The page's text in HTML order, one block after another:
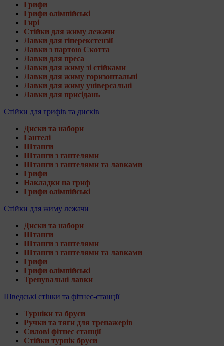
Грифи
Грифи олімпійські
Гирі
Стійки для жиму лежачи
Лавки для гіперекстензії
Лавки з партою Скотта
Лавки для преса
Лавки для жиму зі стійками
Лавки для жиму горизонтальні
Лавки для жиму універсальні
Лавки для присідань
Стійки для грифів та дисків
Диски та набори
Гантелі
Штанги
Штанги з гантелями
Штанги з гантелями та лавками
Грифи
Накладки на гриф
Грифи олімпійські
Стійки для жиму лежачи
Диски та набори
Штанги
Штанги з гантелями
Штанги з гантелями та лавками
Грифи
Грифи олімпійські
Тренувальні лавки
Шведські стінки та фітнес-станції
Турніки та бруси
Ручки та тяги для тренажерів
Силові фітнес станції
Стійки турнік бруси